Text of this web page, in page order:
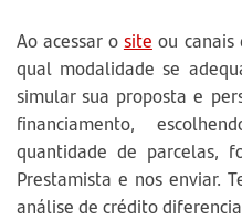
Ao acessar o site ou canais
qual modalidade se
simular sua proposta e
financiamento,
quantidade de parcelas,
Prestamista e nos enviar.
análise de crédito